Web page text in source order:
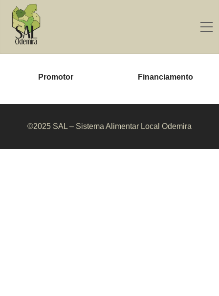
Promotor Financiamento
©2025 SAL – Sistema Alimentar Local Odemira